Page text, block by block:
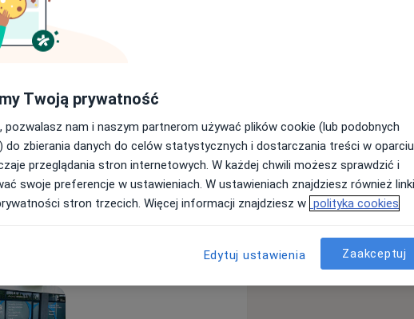
Uniwersytecie Medycznym im.
roku ukończyłam studia
“Opiniowanie, Edukacja,
w Poznaniu, a w 2018 roku
Badań Naukowych na
w Poznaniu. W 2022 roku
rozprawę na temat “Ocena
oraz zmian
powikłanej wewnątrzmacicznym
była Pani Prof. Mariola
i Ginekologii Ginekologiczno-
autorką i współautorką
i podręcznikach z zakresu
na konferencjach polskich i
grant Narodowego Centrum Nauki
Twoją prywatność
pozwalasz nam i naszym partnerom używać plików cookie (lub podobnych
do zbierania danych do celów statystycznych i dostarczania treści w
przeglądania stron internetowych. W każdej chwili możesz sprawdzić i
swoje preferencje w ustawieniach. W ustawieniach znajdziesz również linki
stron trzecich. Więcej informacji znajdziesz w polityka cookies
Edytuj ustawienia Zaakceptuj